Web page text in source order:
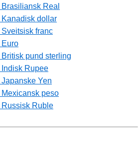
Real
dollar
franc
Euro
pund sterling
Rupee
Yen
peso
Russisk Ruble